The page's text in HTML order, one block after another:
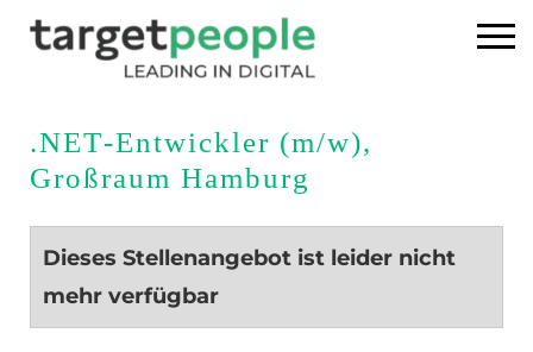
Home
Executive Search
Referenzen
.NET-Entwickler (m/w),
Großraum Hamburg
Dieses Stellenangebot ist leider nicht
mehr verfügbar